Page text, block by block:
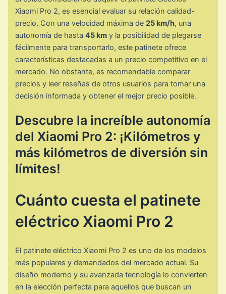
Xiaomi Pro 2, es esencial evaluar su relación calidad-
precio. Con una velocidad máxima de25 km/h, una
autonomía de hasta45 km y la posibilidad de plegarse
fácilmente para transportarlo, este patinete ofrece
características destacadas a un precio competitivo en el
mercado. No obstante, es recomendable comparar
precios y leer reseñas de otros usuarios para tomar una
decisión informada y obtener el mejor precio posible.
Descubre la increíble autonomía
del Xiaomi Pro 2: ¡Kilómetros y
más kilómetros de diversión sin
límites!
Cuánto cuesta el patinete
eléctrico Xiaomi Pro 2
El patinete eléctrico Xiaomi Pro 2 es uno de los modelos
más populares y demandados del mercado actual. Su
diseño moderno y su avanzada tecnología lo convierten
en la elección perfecta para aquellos que buscan un